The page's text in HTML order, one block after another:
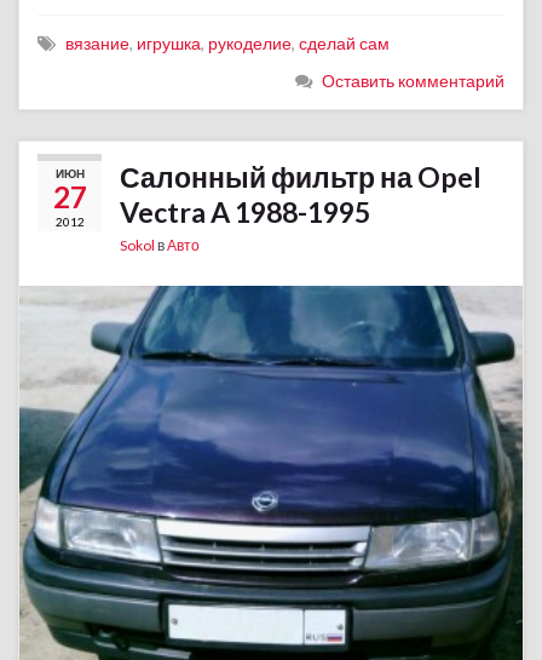
вязание, игрушка, рукоделие, сделай сам
Оставить комментарий
ИЮН
27
2012
Салонный фильтр на Opel
Vectra A 1988-1995
Sokol вАвто